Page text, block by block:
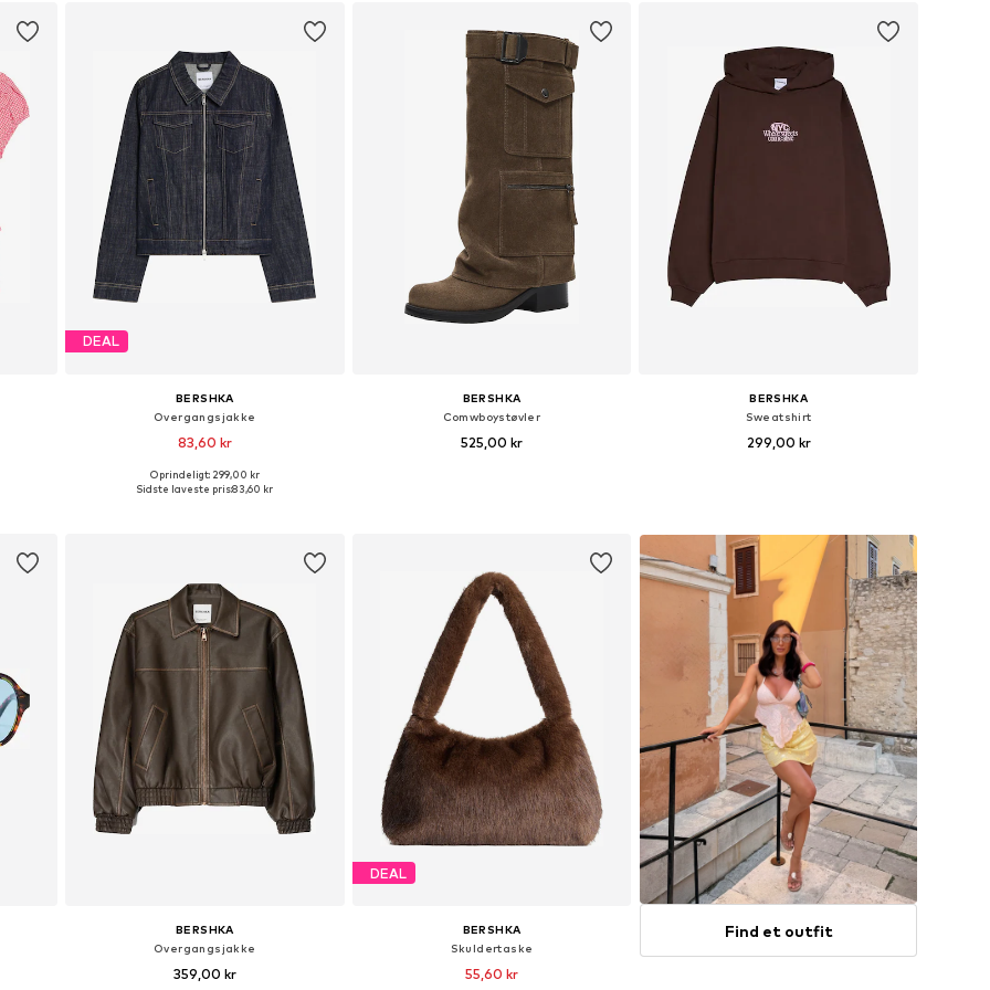
DEAL
BERSHKA
Overgangsjakke
83,60 kr
Tilgængelige størrelser: XS, S, M, L
Oprindeligt: 299,00 kr
Sidste laveste pris:83,60 kr
BERSHKA
Comwboystøvler
525,00 kr
BERSHKA
Sweatshirt
299,00 kr
BERSHKA
Overgangsjakke
359,00 kr
DEAL
BERSHKA
Skuldertaske
55,60 kr
Find et outfit